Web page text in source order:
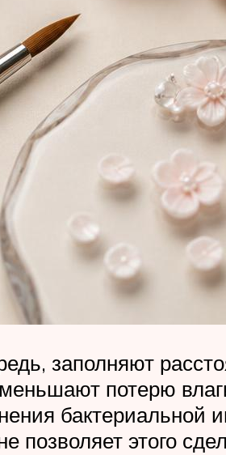
заполняют
потерю
позволяет этого